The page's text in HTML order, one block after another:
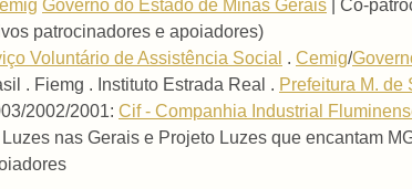
Governo do Estado de Minas Gerais | Co-
patrocinadores e apoiadores)
Voluntário de Assistência Social . Cemig/
. Fiemg . Instituto Estrada Real . Prefeitura M. de
2002/2001: Cif - Companhia Industrial
nas Gerais e Projeto Luzes que encantam